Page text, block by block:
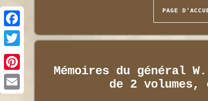
PAGE
Mémoires du général
de 2